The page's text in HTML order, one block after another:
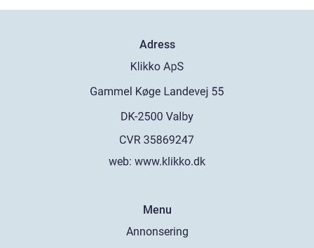
Adress
web: www.klikko.dk
Menu
Annonsering